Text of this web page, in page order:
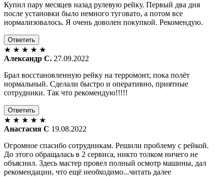
Купил пару месяцев назад рулевую рейку. Первый два дня
после установки было немного туговато, а потом все
нормализовалось. Я очень доволен покупкой. Рекомендую.
Ответить
★ ★ ★ ★ ★
Александр С. 27.09.2022
Брал восстановленную рейку на терромонт, пока полёт
нормальный. Сделали быстро и оперативно, приятные
сотрудники. Так что рекомендую!!!!!
Ответить
★ ★ ★ ★ ★
Анастасия С 19.08.2022
Огромное спасибо сотрудникам. Решили проблему с рейкой.
До этого обращалась в 2 сервиса, никто толком ничего не
объяснил. Здесь мастер провел полный осмотр машины, дал
рекомендации, что ещё необходимо...читать далее